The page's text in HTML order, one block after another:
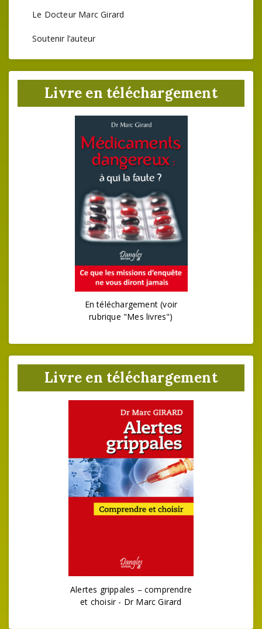
Le Docteur Marc Girard
Soutenir l’auteur
Livre en téléchargement
En téléchargement (voir
rubrique "Mes livres")
Livre en téléchargement
Alertes grippales – comprendre
et choisir - Dr Marc Girard